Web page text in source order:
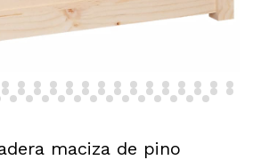
maciza de pino